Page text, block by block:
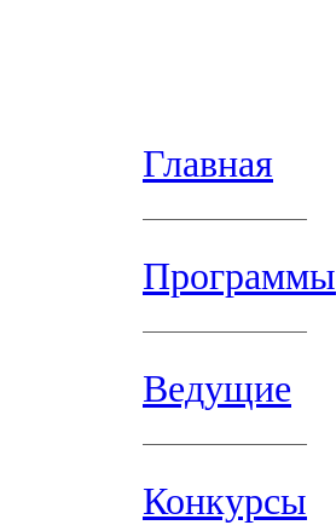
Главная
Программы
Ведущие
Конкурсы